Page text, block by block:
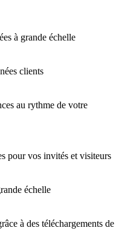
à grande échelle
clients
au rythme de votre
pour vos invités et visiteurs
échelle
à des téléchargements de